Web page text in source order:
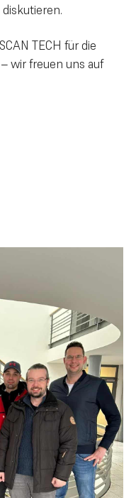
TECH für die
wir freuen uns auf